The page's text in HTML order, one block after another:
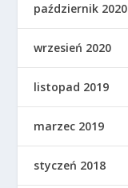
październik 2020
wrzesień 2020
listopad 2019
marzec 2019
styczeń 2018